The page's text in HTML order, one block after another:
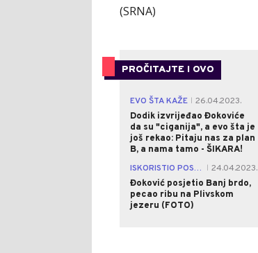
(SRNA)
PROČITAJTE I OVO
EVO ŠTA KAŽE
26.04.2023.
Dodik izvrijeđao Đokoviće
da su "ciganija", a evo šta je
još rekao: Pitaju nas za plan
B, a nama tamo - ŠIKARA!
ISKORISTIO POSJETU
24.04.2023.
Đoković posjetio Banj brdo,
pecao ribu na Plivskom
jezeru (FOTO)